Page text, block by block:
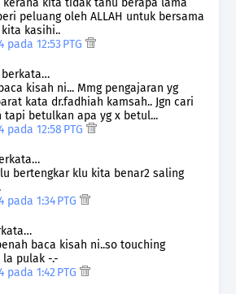
peluang oleh ALLAH untuk bersama
kasihi..
pada 12:53 PTG
berkata…
kisah ni... Mmg pengajaran yg
kata dr.fadhiah kamsah.. Jgn cari
tapi betulkan apa yg x betul...
pada 12:58 PTG
bertengkar klu kita benar2 saling
pada 1:34 PTG
baca kisah ni..so touching
la pulak -.-
pada 1:42 PTG